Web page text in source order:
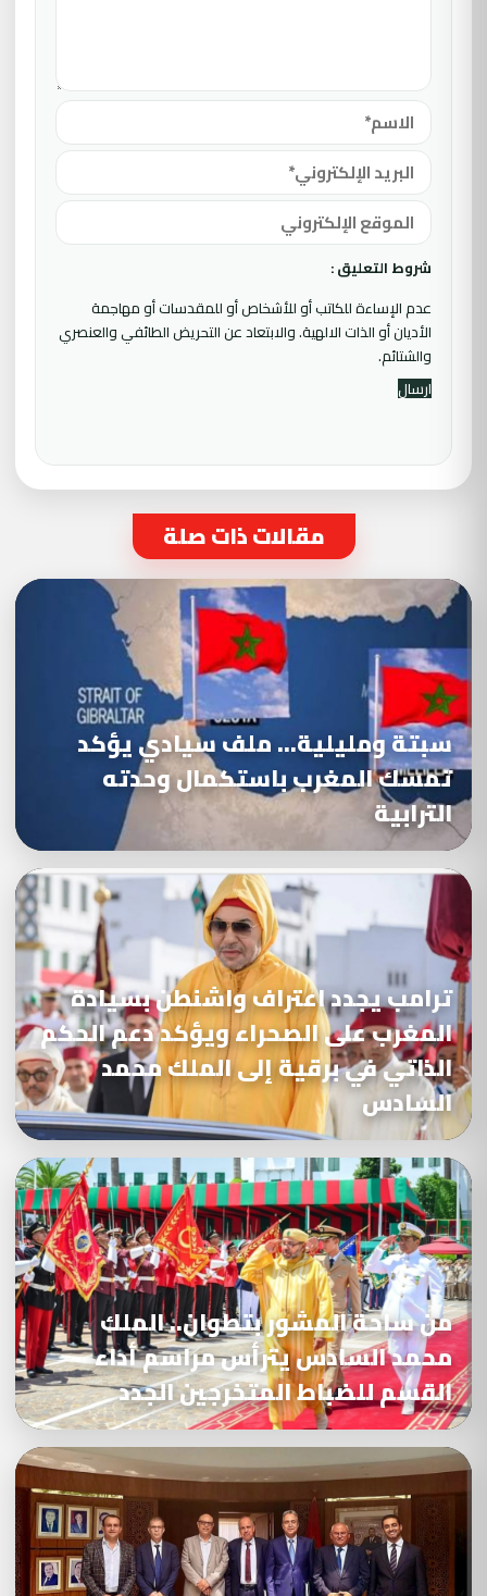
شروط التعليق :
عدم الإساءة للكاتب أو للأشخاص أو للمقدسات أو مهاجمة
الأديان أو الذات الالهية. والابتعاد عن التحريض الطائفي والعنصري
والشتائم.
مقالات ذات صلة
سبتة ومليلية… ملف سيادي يؤكد
تمسك المغرب باستكمال وحدته
الترابية
ترامب يجدد اعتراف واشنطن بسيادة
المغرب على الصحراء ويؤكد دعم الحكم
الذاتي في برقية إلى الملك محمد
السادس
من ساحة المشور بتطوان.. الملك
محمد السادس يترأس مراسم أداء
القسم للضباط المتخرجين الجدد